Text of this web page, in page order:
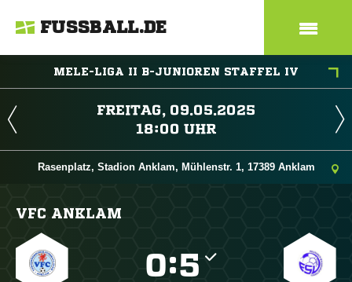
FUSSBALL.DE
MELE-LIGA II B-JUNIOREN STAFFEL IV
 
 
Rasenplatz, Stadion Anklam, Mühlenstr. 1, 17389 Anklam
VFC ANKLAM
: